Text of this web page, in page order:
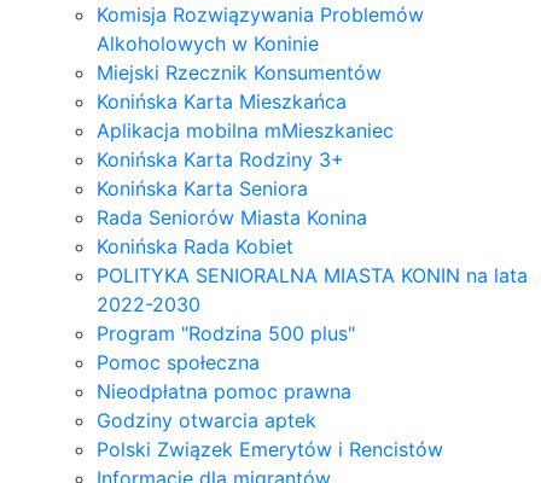
Komisja Rozwiązywania Problemów
Alkoholowych w Koninie
Miejski Rzecznik Konsumentów
Konińska Karta Mieszkańca
Aplikacja mobilna mMieszkaniec
Konińska Karta Rodziny 3+
Konińska Karta Seniora
Rada Seniorów Miasta Konina
Konińska Rada Kobiet
POLITYKA SENIORALNA MIASTA KONIN na lata
2022-2030
Program "Rodzina 500 plus"
Pomoc społeczna
Nieodpłatna pomoc prawna
Godziny otwarcia aptek
Polski Związek Emerytów i Rencistów
Informacje dla migrantów